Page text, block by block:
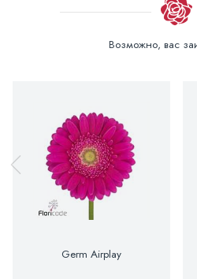
Возможно, вас
Germ Airplay